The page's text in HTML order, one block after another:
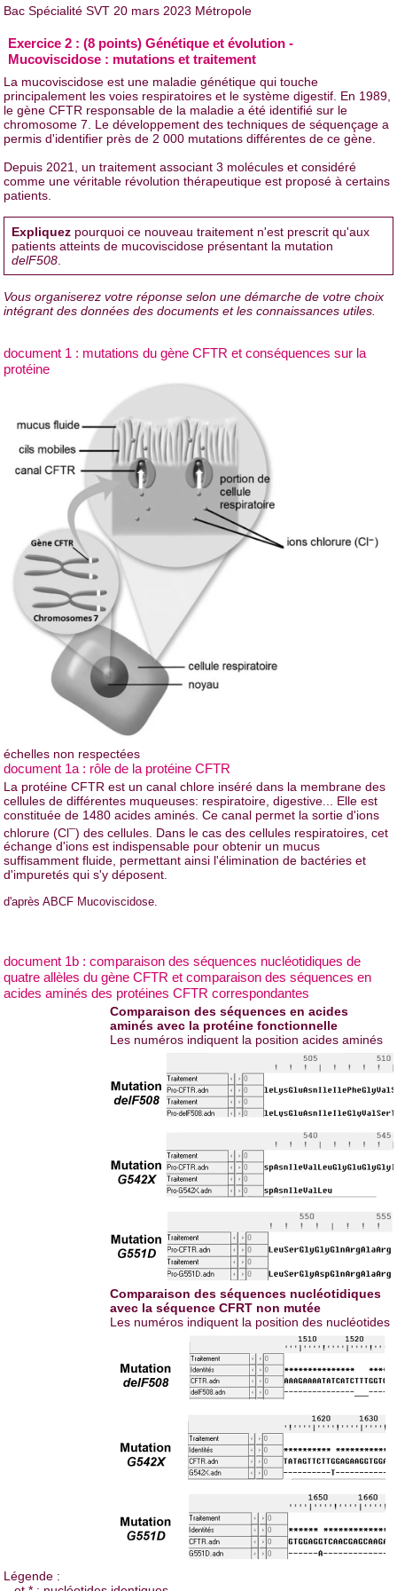
Bac Spécialité SVT 20 mars 2023 Métropole
Exercice 2 : (8 points) Génétique et évolution -
Mucoviscidose : mutations et traitement
La mucoviscidose est une maladie génétique qui touche
principalement les voies respiratoires et le système digestif. En 1989,
le gène CFTR responsable de la maladie a été identifié sur le
chromosome 7. Le développement des techniques de séquençage a
permis d'identifier près de 2 000 mutations différentes de ce gène.
Depuis 2021, un traitement associant 3 molécules et considéré
comme une véritable révolution thérapeutique est proposé à certains
patients.
Expliquez pourquoi ce nouveau traitement n'est prescrit qu'aux
patients atteints de mucoviscidose présentant la mutation
delF508
Vous organiserez votre réponse selon une démarche de votre choix
intégrant des données des documents et les connaissances utiles.
document 1 : mutations du gène CFTR et conséquences sur la
protéine
échelles non respectées
document 1a : rôle de la protéine CFTR
La protéine CFTR est un canal chlore inséré dans la membrane des
cellules de différentes muqueuses: respiratoire, digestive... Elle est
constituée de 1480 acides aminés. Ce canal permet la sortie d'ions
chlorure (Cl–) des cellules. Dans le cas des cellules respiratoires, cet
échange d'ions est indispensable pour obtenir un mucus
suffisamment fluide, permettant ainsi l'élimination de bactéries et
d'impuretés qui s'y déposent.
d'après ABCF Mucoviscidose.
document 1b : comparaison des séquences nucléotidiques de
quatre allèles du gène CFTR et comparaison des séquences en
acides aminés des protéines CFTR correspondantes
Comparaison des séquences en acides
aminés avec la protéine fonctionnelle
Les numéros indiquent la position acides aminés
Comparaison des séquences nucléotidiques
avec la séquence CFRT non mutée
Les numéros indiquent la position des nucléotides
Légende :